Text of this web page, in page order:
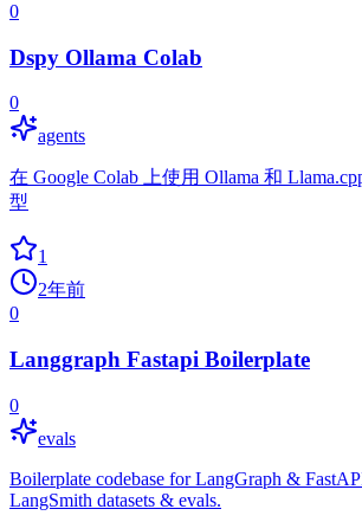
0
Dspy Ollama Colab
0
agents
在 Google Colab 上使用 Ollama 和
型
1
2年前
0
Langgraph Fastapi Boilerplate
0
evals
Boilerplate codebase for LangGraph &
LangSmith datasets & evals.